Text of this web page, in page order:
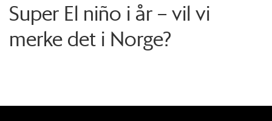
Super El niño i år – vil vi
merke det i Norge?